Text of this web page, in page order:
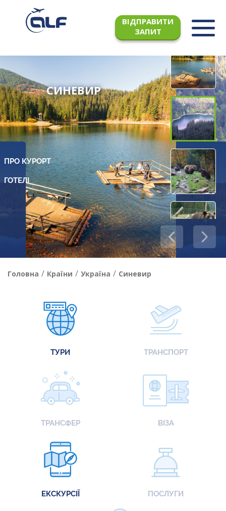
ВІДПРАВИТИ
ЗАПИТ
СИНЕВИР
ПРО КУРОРТ
Головна / Країни / Україна / Синевир
ТУРИ ТРАНСПОРТ
ТРАНСФЕР ВІЗА
ЕКСКУРСІЇ ПОСЛУГИ